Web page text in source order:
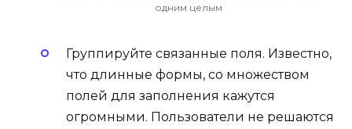
одним целым
Группируйте связанные поля. Известно,
что длинные формы, со множеством
полей для заполнения кажутся
огромными. Пользователи не решаются